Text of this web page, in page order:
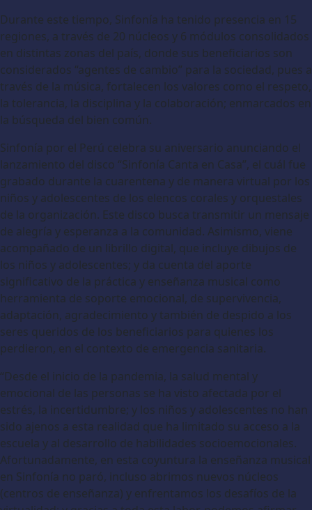
Durante este tiempo, Sinfonía ha tenido presencia en 15
regiones, a través de 20 núcleos y 6 módulos consolidados
en distintas zonas del país, donde sus beneficiarios son
considerados “agentes de cambio” para la sociedad, pues a
través de la música, fortalecen los valores como el respeto,
la tolerancia, la disciplina y la colaboración; enmarcados en
la búsqueda del bien común.
Sinfonía por el Perú celebra su aniversario anunciando el
lanzamiento del disco “Sinfonía Canta en Casa”, el cuál fue
grabado durante la cuarentena y de manera virtual por los
niños y adolescentes de los elencos corales y orquestales
de la organización. Este disco busca transmitir un mensaje
de alegría y esperanza a la comunidad. Asimismo, viene
acompañado de un librillo digital, que incluye dibujos de
los niños y adolescentes; y da cuenta del aporte
significativo de la práctica y enseñanza musical como
herramienta de soporte emocional, de supervivencia,
adaptación, agradecimiento y también de despido a los
seres queridos de los beneficiarios para quienes los
perdieron, en el contexto de emergencia sanitaria.
“Desde el inicio de la pandemia, la salud mental y
emocional de las personas se ha visto afectada por el
estrés, la incertidumbre; y los niños y adolescentes no han
sido ajenos a esta realidad que ha limitado su acceso a la
escuela y al desarrollo de habilidades socioemocionales.
Afortunadamente, en esta coyuntura la enseñanza musical
en Sinfonía no paró, incluso abrimos nuevos núcleos
(centros de enseñanza) y enfrentamos los desafíos de la